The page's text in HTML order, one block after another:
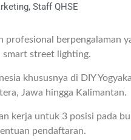
Staff QHSE
profesional berpengalaman
smart street lighting.
khususnya di DIY
Jawa hingga Kalimantan.
kerja untuk 3 posisi pada
pendaftaran.